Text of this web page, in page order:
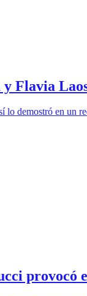
Flavia
demostró en un